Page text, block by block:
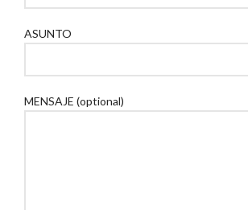
ASUNTO
MENSAJE (optional)